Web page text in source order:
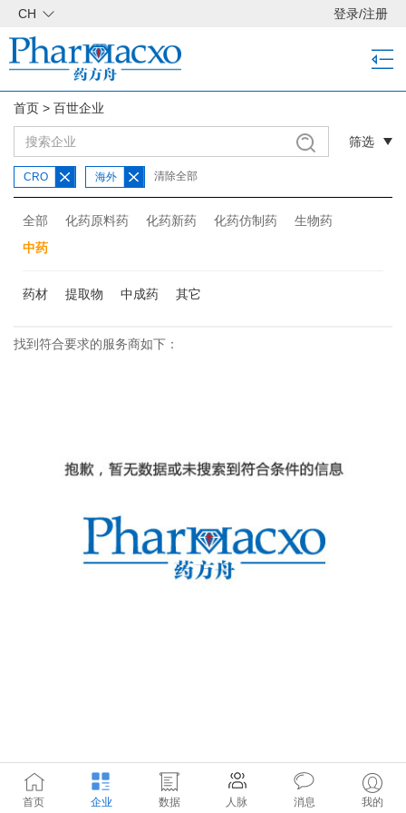
CH 登录/注册
首页 > 百世企业
筛选
CRO 海外 清除全部
全部 化药原料药 化药新药 化药仿制药
生物药
中药
药材 提取物 中成药 其它
找到符合要求的服务商如下：
首页 企业 数据 人脉 消息 我的